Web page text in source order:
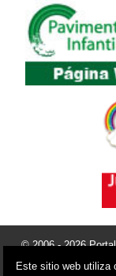
© 2006 - 2026
Este sitio web utiliza